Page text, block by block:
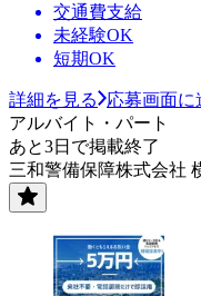
交通費支給
未経験OK
短期OK
詳細を見る
応募画面に
アルバイト・パート
あと3日で掲載終了
三和警備保障株式会社